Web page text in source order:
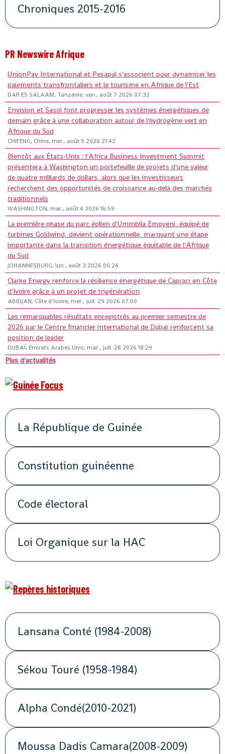
Chroniques 2015-2016
PR Newswire Afrique
UnionPay International et Pesapal s'associent pour dynamiser les
paiements transfrontaliers et le tourisme en Afrique de l'Est
DAR ES SALAAM, Tanzanie, ven., août 7 2026 07:32
Envision et Sasol font progresser les systèmes énergétiques de
demain grâce à une collaboration autour de l'hydrogène vert en
Afrique du Sud
CHIFENG, Chine, mer., août 5 2026 21:42
Bientôt aux États-Unis : l'Africa Business Investment Summit
présentera à Washington un portefeuille de projets d'une valeur
de quatre milliards de dollars, alors que les investisseurs
recherchent des opportunités de croissance au-delà des marchés
traditionnels
WASHINGTON, mar., août 4 2026 16:59
La première phase du parc éolien d'Ummbila Emoyeni, équipé de
turbines Goldwind, devient opérationnelle, marquant une étape
importante dans la transition énergétique équitable de l'Afrique
du Sud
JOHANNESBURG, lun., août 3 2026 00:24
Clarke Energy renforce la résilience énergétique de Capraci en Côte
d'Ivoire grâce à un projet de trigénération
ABIDJAN, Côte d'Ivoire, mer., juil. 29 2026 07:00
Les remarquables résultats enregistrés au premier semestre de
2026 par le Centre financier international de Dubaï renforcent sa
position de leader
DUBAÏ, Émirats Arabes Unis, mar., juil. 28 2026 18:29
Plus d'actualités
La République de Guinée
Constitution guinéenne
Code électoral
Loi Organique sur la HAC
Lansana Conté (1984-2008)
Sékou Touré (1958-1984)
Alpha Condé(2010-2021)
Moussa Dadis Camara(2008-2009)